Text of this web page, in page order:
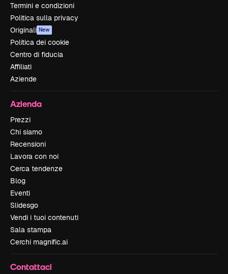
Termini e condizioni
Politica sulla privacy
Originali New
Politica dei cookie
Centro di fiducia
Affiliati
Aziende
Azienda
Prezzi
Chi siamo
Recensioni
Lavora con noi
Cerca tendenze
Blog
Eventi
Slidesgo
Vendi i tuoi contenuti
Sala stampa
Cerchi magnific.ai
Contattaci